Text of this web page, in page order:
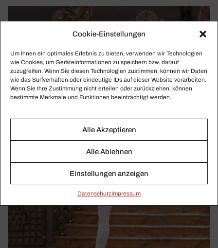
Cookie-Einstellungen
Um Ihnen ein optimales Erlebnis zu bieten, verwenden wir Technologien
wie Cookies, um Geräteinformationen zu speichern bzw. darauf
zuzugreifen. Wenn Sie diesen Technologien zustimmen, können wir Daten
wie das Surfverhalten oder eindeutige IDs auf dieser Website verarbeiten.
Wenn Sie Ihre Zustimmung nicht erteilen oder zurückziehen, können
bestimmte Merkmale und Funktionen beeinträchtigt werden.
Alle Akzeptieren
Alle Ablehnen
Einstellungen anzeigen
Daten­schutzImpressum